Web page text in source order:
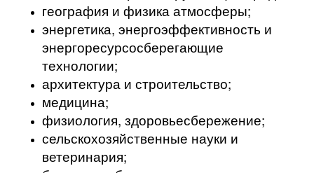
география и физика атмосферы;
энергетика, энергоэффективность и
энергоресурсосберегающие
технологии;
архитектура и строительство;
медицина;
физиология, здоровьесбережение;
сельскохозяйственные науки и
ветеринария;